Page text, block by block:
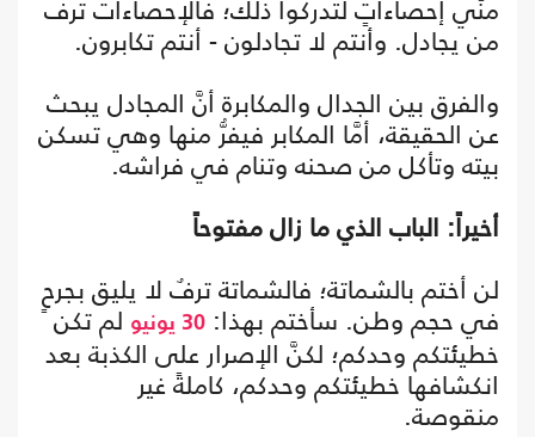
منِّي إحصاءاتٍ لتدركوا ذلك؛ فالإحصاءات ترف
من يجادل. وأنتم لا تجادلون - أنتم تكابرون.
والفرق بين الجدال والمكابرة أنَّ المجادل يبحث
عن الحقيقة، أمَّا المكابر فيفرُّ منها وهي تسكن
بيته وتأكل من صحنه وتنام في فراشه.
أخيراً: الباب الذي ما زال مفتوحاً
لن أختم بالشماتة؛ فالشماتة ترفٌ لا يليق بجرحٍ
في حجم وطن. سأختم بهذا: 30 يونيو
لم تكن
خطيئتكم وحدكم؛ لكنَّ الإصرار على الكذبة بعد
انكشافها خطيئتكم وحدكم، كاملةً غير
منقوصة.